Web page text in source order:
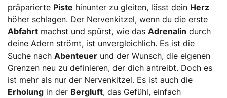
präparierte Piste hinunter zu gleiten, lässt dein Herz
höher schlagen. Der Nervenkitzel, wenn du die erste
Abfahrt machst und spürst, wie das Adrenalin durch
deine Adern strömt, ist unvergleichlich. Es ist die
Suche nach Abenteuer und der Wunsch, die eigenen
Grenzen neu zu definieren, der dich antreibt. Doch es
ist mehr als nur der Nervenkitzel. Es ist auch die
Erholung in der Bergluft, das Gefühl, einfach